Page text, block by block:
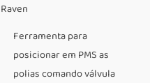
Raven
Ferramenta para
posicionar em PMS as
polias comando válvula